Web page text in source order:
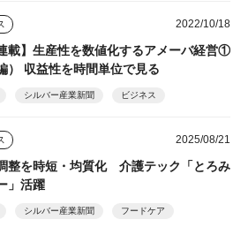
2022/10/18
載】生産性を数値化するアメーバ経営①
） 収益性を時間単位で見る
シルバー産業新聞 ビジネス
2025/08/21
整を時短・均質化 介護テック「とろみ
」活躍
シルバー産業新聞 フードケア